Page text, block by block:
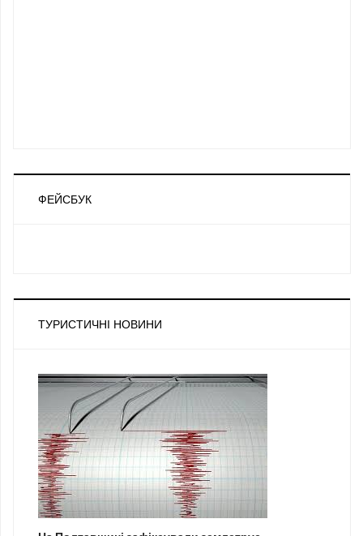
ФЕЙСБУК
ТУРИСТИЧНІ НОВИНИ